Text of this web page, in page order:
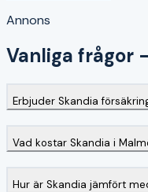
Annons
Vanliga frågor
Erbjuder Skandia
Vad kostar Skandia i
Hur är Skandia jämfört